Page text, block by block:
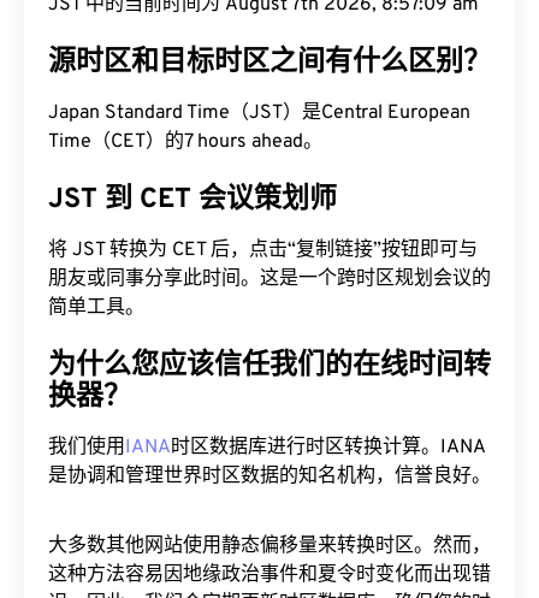
JST 中的当前时间为 August 7th 2026, 8:57:10 am
源时区和目标时区之间有什么区别？
Japan Standard Time（JST）是Central European
Time（CET）的7 hours ahead。
JST 到 CET 会议策划师
将 JST 转换为 CET 后，点击“复制链接”按钮即可与
朋友或同事分享此时间。这是一个跨时区规划会议的
简单工具。
为什么您应该信任我们的在线时间转
换器？
我们使用IANA时区数据库进行时区转换计算。IANA
是协调和管理世界时区数据的知名机构，信誉良好。
大多数其他网站使用静态偏移量来转换时区。然而，
这种方法容易因地缘政治事件和夏令时变化而出现错